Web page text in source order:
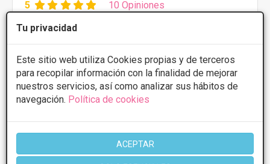
Tu privacidad
Este sitio web utiliza Cookies propias y de terceros
para recopilar información con la finalidad de mejorar
nuestros servicios, así como analizar sus hábitos de
navegación. Política de cookies
ACEPTAR
5 10 Opiniones
Avda de la Constitucion, 8, Talavera de la
Reina
PRIMERA CONSULTA GRATUITA & FINANCIACIÓN A
MEDIDA
Tratamientos desde 20€
CONSULTAR/CITA/PRESUPUESTO